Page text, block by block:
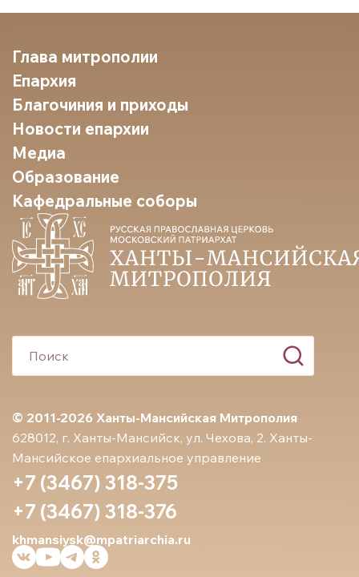
© 2011-2026 Ханты-Мансийская Митрополия
628012, г. Ханты-Мансийск, ул. Чехова, 2. Ханты-
Мансийское епархиальное управление
+7 (3467) 318-375
+7 (3467) 318-376
khmansiysk@mpatriarchia.ru
Глава митрополии
Епархия
Благочиния и приходы
Новости епархии
Медиа
Образование
Кафедральные соборы